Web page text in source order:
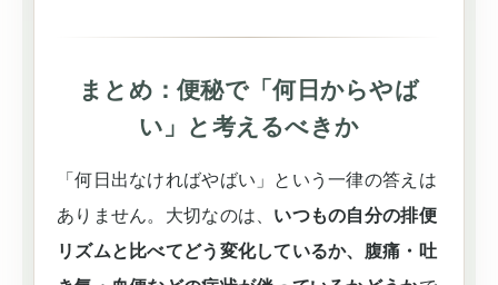
まとめ：便秘で「何日からやば
い」と考えるべきか
「何日出なければやばい」という一律の答えは
ありません。大切なのは、 いつもの自分の排便
リズムと比べてどう変化しているか、腹痛・吐